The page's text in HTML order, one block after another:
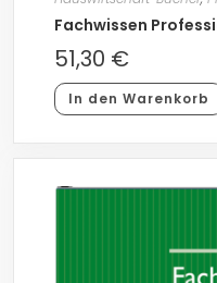
Fachwissen
51,30 €
In den Warenkorb